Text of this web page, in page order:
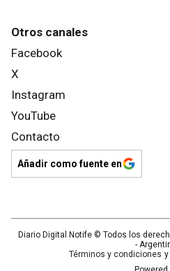
Otros canales
Facebook
X
Instagram
YouTube
Contacto
Añadir como fuente en
Diario Digital Notife © Todos los
-
Términos y condiciones y